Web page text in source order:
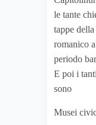
le tante
tappe
romanico
periodo
E poi i
sono
Musei